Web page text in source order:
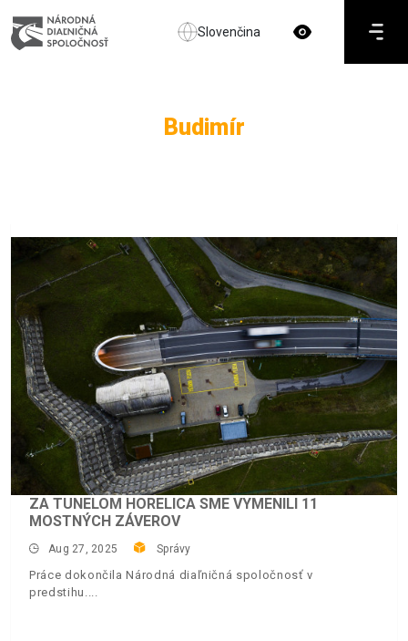
Slovenčina
Budimír
ZA TUNELOM HORELICA SME VYMENILI 11
MOSTNÝCH ZÁVEROV
Aug 27, 2025 Správy
Práce dokončila Národná diaľničná spoločnosť v
predstihu.